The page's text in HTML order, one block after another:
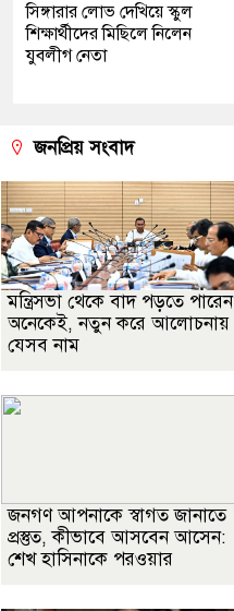
সিঙ্গারার লোভ দেখিয়ে স্কুল
শিক্ষার্থীদের মিছিলে নিলেন
যুবলীগ নেতা
জনপ্রিয় সংবাদ
মন্ত্রিসভা থেকে বাদ পড়তে পারেন
অনেকেই, নতুন করে আলোচনায়
যেসব নাম
জনগণ আপনাকে স্বাগত জানাতে
প্রস্তুত, কীভাবে আসবেন আসেন:
শেখ হাসিনাকে পরওয়ার